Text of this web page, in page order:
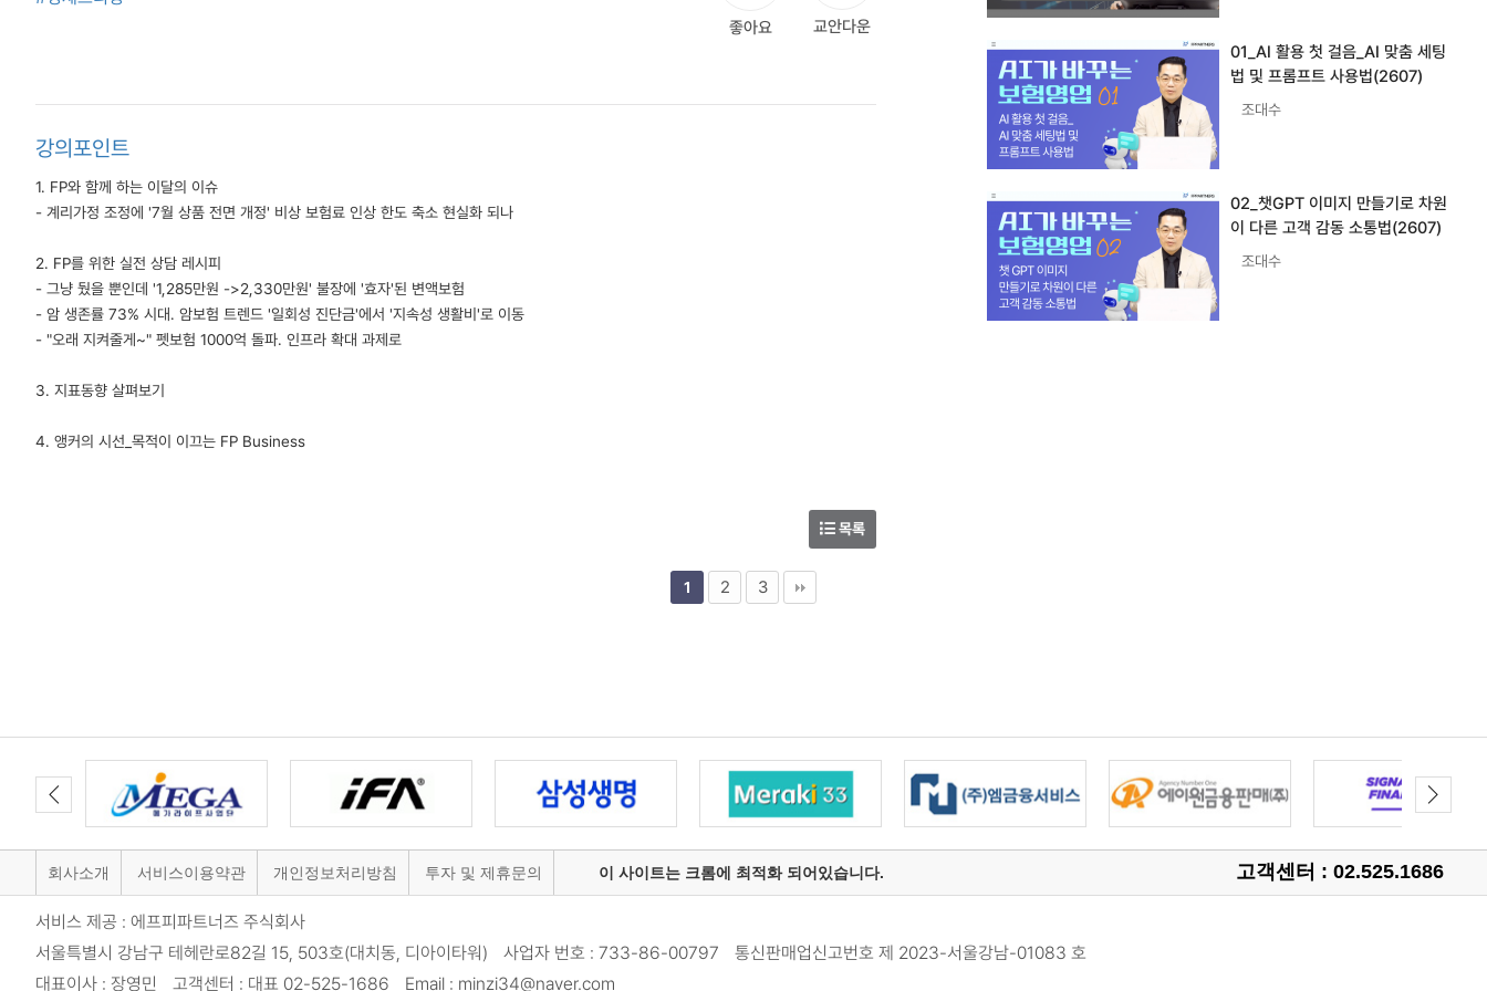
좋아요 교안다운
강의포인트
1. FP와 함께 하는 이달의 이슈
- 계리가정 조정에 '7월 상품 전면 개정' 비상 보험료 인상 한도 축소 현실화 되나
2. FP를 위한 실전 상담 레시피
- 그냥 뒀을 뿐인데 '1,285만원 ->2,330만원' 불장에 '효자'된 변액보험
- 암 생존률 73% 시대. 암보험 트렌드 '일회성 진단금'에서 '지속성 생활비'로 이동
- "오래 지켜줄게~" 펫보험 1000억 돌파. 인프라 확대 과제로
3. 지표동향 살펴보기
4. 앵커의 시선_목적이 이끄는 FP Business
목록
01_AI 활용 첫 걸음_AI 맞춤 세팅
법 및 프롬프트 사용법(2607)
조대수
02_챗GPT 이미지 만들기로 차원
이 다른 고객 감동 소통법(2607)
조대수
1 2 3
회사소개 서비스이용약관 개인정보처리방침 투자 및 제휴문의 이 사이트는 크롬에 최적화 되어있습니다. 고객센터 : 02.525.1686
서비스 제공 : 에프피파트너즈 주식회사
서울특별시 강남구 테헤란로82길 15, 503호(대치동, 디아이타워) 사업자 번호 : 733-86-00797 통신판매업신고번호 제 2023-서울강남-01083 호
대표이사 : 장영민 고객센터 : 대표 02-525-1686 Email : minzi34@naver.com